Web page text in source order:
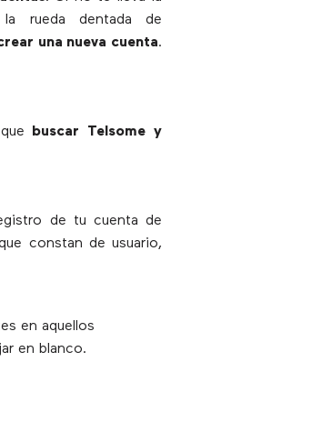
rueda dentada de
una nueva cuenta.
buscar Telsome y
de tu cuenta de
constan de usuario,
en aquellos
en blanco.